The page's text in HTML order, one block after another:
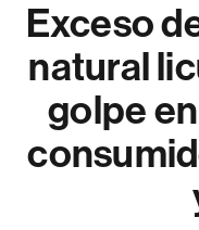
Exceso
natural
golpe